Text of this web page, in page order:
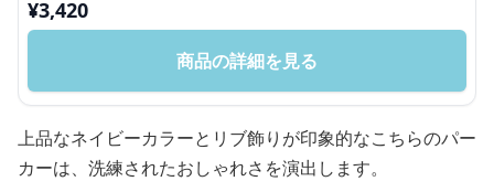
¥3,420
商品の詳細を見る
上品なネイビーカラーとリブ飾りが印象的なこちらのパー
カーは、洗練されたおしゃれさを演出します。